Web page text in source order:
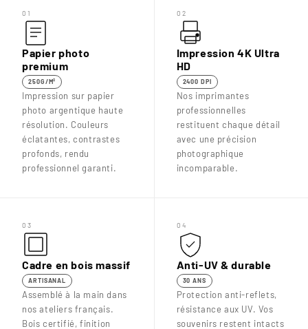
01
Papier photo
premium
250G/M²
Impression sur papier
photo argentique haute
résolution. Couleurs
éclatantes, contrastes
profonds, rendu
professionnel garanti.
02
Impression 4K Ultra
HD
2400 DPI
Nos imprimantes
professionnelles
restituent chaque détail
avec une précision
photographique
incomparable.
03
Cadre en bois massif
ARTISANAL
Assemblé à la main dans
nos ateliers français.
Bois certifié, finition
04
Anti-UV & durable
30 ANS
Protection anti-reflets,
résistance aux UV. Vos
souvenirs restent intacts